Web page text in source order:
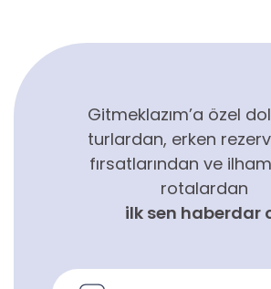
Gitmeklazım’a özel
turlardan, erken
fırsatlarından ve
rotalardan
ilk sen haberdar